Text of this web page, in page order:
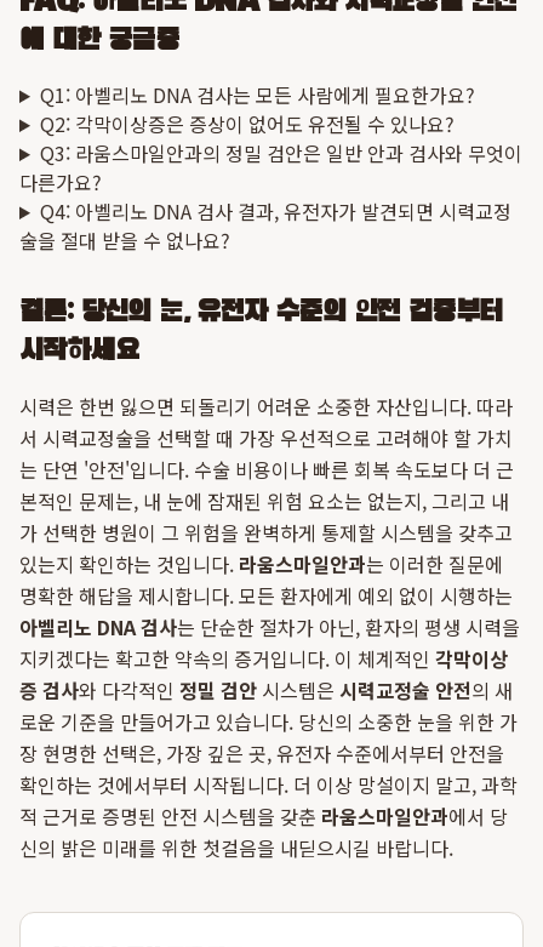
에 대한 궁금증
Q1: 아벨리노 DNA 검사는 모든 사람에게 필요한가요?
Q2: 각막이상증은 증상이 없어도 유전될 수 있나요?
Q3: 라움스마일안과의 정밀 검안은 일반 안과 검사와 무엇이
다른가요?
Q4: 아벨리노 DNA 검사 결과, 유전자가 발견되면 시력교정
술을 절대 받을 수 없나요?
결론: 당신의 눈, 유전자 수준의 안전 검증부터
시작하세요
시력은 한번 잃으면 되돌리기 어려운 소중한 자산입니다. 따라
서 시력교정술을 선택할 때 가장 우선적으로 고려해야 할 가치
는 단연 '안전'입니다. 수술 비용이나 빠른 회복 속도보다 더 근
본적인 문제는, 내 눈에 잠재된 위험 요소는 없는지, 그리고 내
가 선택한 병원이 그 위험을 완벽하게 통제할 시스템을 갖추고
있는지 확인하는 것입니다. 라움스마일안과는 이러한 질문에
명확한 해답을 제시합니다. 모든 환자에게 예외 없이 시행하는
아벨리노 DNA 검사는 단순한 절차가 아닌, 환자의 평생 시력을
지키겠다는 확고한 약속의 증거입니다. 이 체계적인 각막이상
증 검사와 다각적인 정밀 검안 시스템은 시력교정술 안전의 새
로운 기준을 만들어가고 있습니다. 당신의 소중한 눈을 위한 가
장 현명한 선택은, 가장 깊은 곳, 유전자 수준에서부터 안전을
확인하는 것에서부터 시작됩니다. 더 이상 망설이지 말고, 과학
적 근거로 증명된 안전 시스템을 갖춘 라움스마일안과에서 당
신의 밝은 미래를 위한 첫걸음을 내딛으시길 바랍니다.